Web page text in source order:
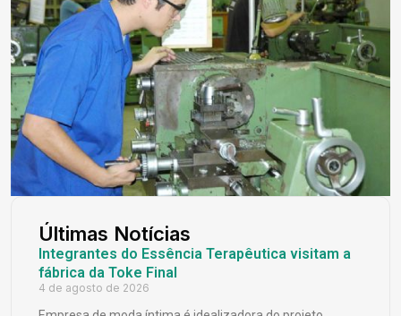
Últimas Notícias
Integrantes do Essência Terapêutica visitam a
fábrica da Toke Final
4 de agosto de 2026